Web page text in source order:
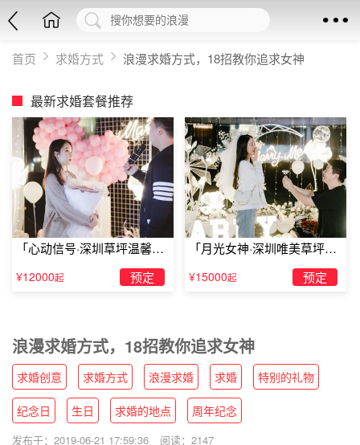
首页 求婚方式 浪漫求婚方式，18招教你追求女神
最新求婚套餐推荐
「心动信号·深圳草坪温馨求
婚」
¥12000起 预定
「月光女神·深圳唯美草坪浪
漫求婚」
¥15000起 预定
浪漫求婚方式，18招教你追求女神
求婚创意 求婚方式 浪漫求婚 求婚 特别的礼物
纪念日 生日 求婚的地点 周年纪念
发布于：2019-06-21 17:59:36 阅读：2147